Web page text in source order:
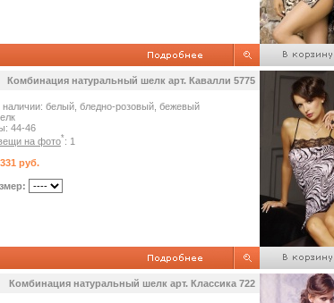
Комбинация натуральный шелк арт. Кавалли 5775
наличии: белый, бледно-розовый, бежевый
44-46
на фото*: 1
руб.
Комбинация натуральный шелк арт. Классика 722